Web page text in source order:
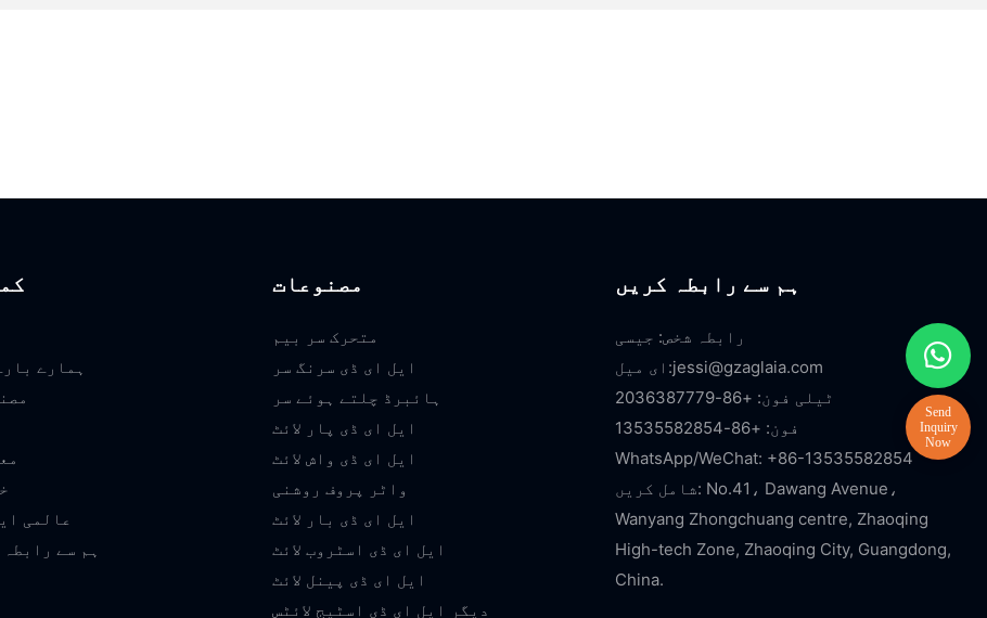
ہمارے
عالمی
ہم سے
مصنوعات
متحرک سر بیم
ایل ای ڈی سرنگ سر
ہائبرڈ چلتے ہوئے سر
ایل ای ڈی پار لائٹ
ایل ای ڈی واش لائٹ
واٹر پروف روشنی
ایل ای ڈی بار لائٹ
ایل ای ڈی اسٹروب لائٹ
ایل ای ڈی پینل لائٹ
دیگر ایل ای ڈی اسٹیج لائٹس
ہم سے رابطہ کریں
رابطہ شخص: جیسی
ای میل:jessi@gzaglaia.com
ٹیلی فون: +86-2036387779
فون: +86-13535582854
WhatsApp/WeChat: +86-13535582854
شامل کریں: No.41، Dawang Avenue،
Wanyang Zhongchuang centre, Zhaoqing
High-tech Zone, Zhaoqing City, Guangdong,
China.